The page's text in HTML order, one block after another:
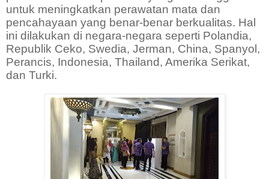
untuk meningkatkan perawatan mata dan
pencahayaan yang benar-benar berkualitas. Hal
ini dilakukan di negara-negara seperti Polandia,
Republik Ceko, Swedia, Jerman, China, Spanyol,
Perancis, Indonesia, Thailand, Amerika Serikat,
dan Turki.